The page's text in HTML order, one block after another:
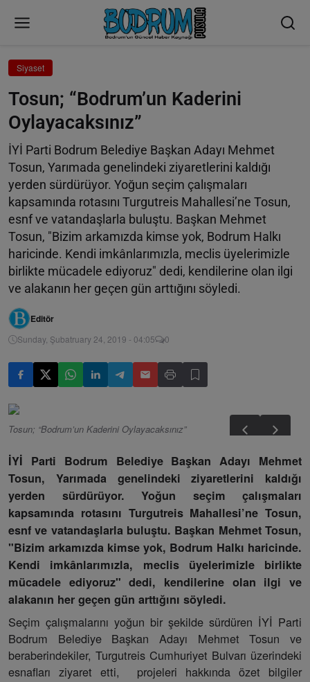
Siyaset
Tosun; “Bodrum’un Kaderini
Oylayacaksınız”
İYİ Parti Bodrum Belediye Başkan Adayı Mehmet
Tosun, Yarımada genelindeki ziyaretlerini kaldığı
yerden sürdürüyor. Yoğun seçim çalışmaları
kapsamında rotasını Turgutreis Mahallesi’ne Tosun,
esnf ve vatandaşlarla buluştu. Başkan Mehmet
Tosun, "Bizim arkamızda kimse yok, Bodrum Halkı
haricinde. Kendi imkânlarımızla, meclis üyelerimizle
birlikte mücadele ediyoruz" dedi, kendilerine olan ilgi
ve alakanın her geçen gün arttığını söyledi.
Editör
Sunday, Şubatruary 24, 2019 - 04:05 0
Tosun; “Bodrum’un Kaderini Oylayacaksınız”
İYİ Parti Bodrum Belediye Başkan Adayı Mehmet
Tosun, Yarımada genelindeki ziyaretlerini kaldığı
yerden sürdürüyor. Yoğun seçim çalışmaları
kapsamında rotasını Turgutreis Mahallesi’ne Tosun,
esnf ve vatandaşlarla buluştu. Başkan Mehmet Tosun,
"Bizim arkamızda kimse yok, Bodrum Halkı haricinde.
Kendi imkânlarımızla, meclis üyelerimizle birlikte
mücadele ediyoruz" dedi, kendilerine olan ilgi ve
alakanın her geçen gün arttığını söyledi.
Seçim çalışmalarını yoğun bir şekilde sürdüren İYİ Parti
Bodrum Belediye Başkan Adayı Mehmet Tosun ve
beraberindekiler, Turgutreis Cumhuriyet Bulvarı üzerindeki
esnafları ziyaret etti, projeleri hakkında özet bilgiler